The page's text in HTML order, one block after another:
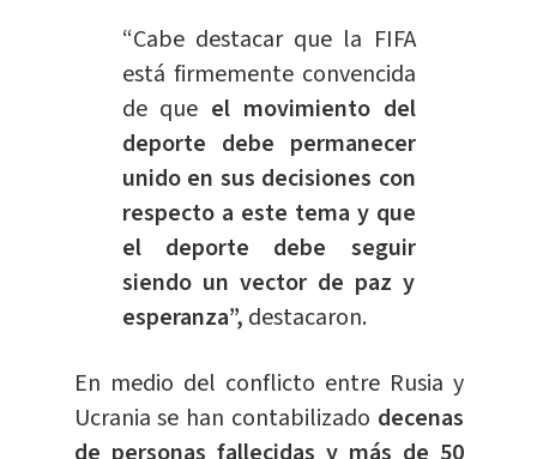
“Cabe destacar que la FIFA
está firmemente convencida
de que el movimiento del
deporte debe permanecer
unido en sus decisiones con
respecto a este tema y que
el deporte debe seguir
siendo un vector de paz y
esperanza”, destacaron.
En medio del conflicto entre Rusia y
Ucrania se han contabilizado decenas